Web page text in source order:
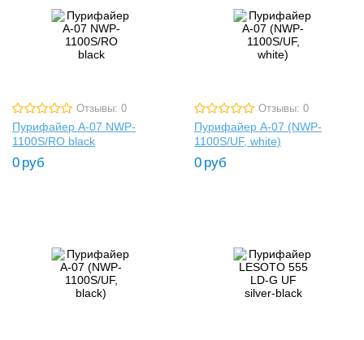
Отзывы: 0
Пурифайер A-07 NWP-
1100S/RO black
0 руб
Отзывы: 0
Пурифайер A-07 (NWP-
1100S/UF, white)
0 руб